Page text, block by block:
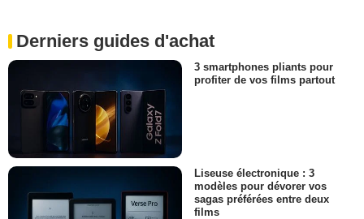
Derniers guides d'achat
3 smartphones pliants pour
profiter de vos films partout
Liseuse électronique : 3
modèles pour dévorer vos
sagas préférées entre deux
films